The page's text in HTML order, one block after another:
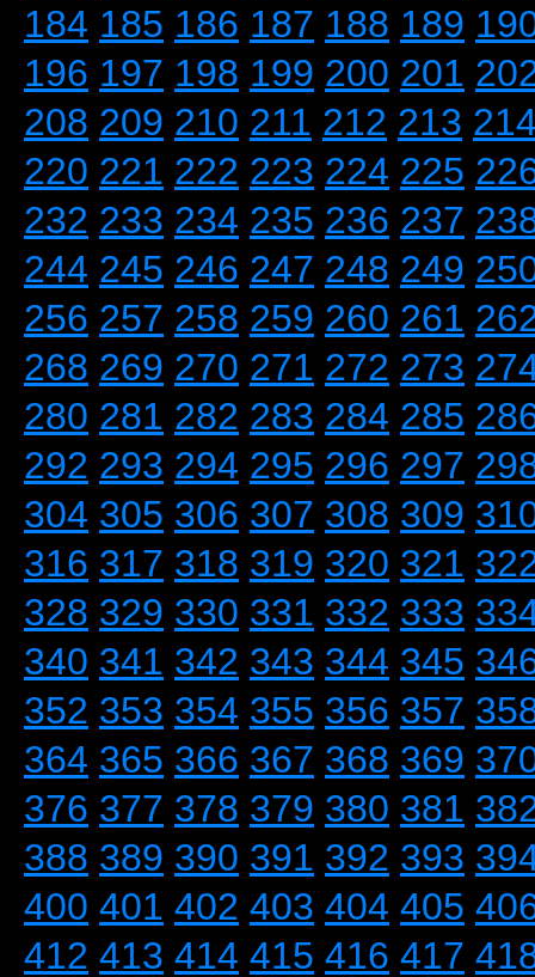
184 185 186 187 188 189
196 197 198 199 200 201
208 209 210 211 212 213
220 221 222 223 224 225
232 233 234 235 236 237
244 245 246 247 248 249
256 257 258 259 260 261
268 269 270 271 272 273
280 281 282 283 284 285
292 293 294 295 296 297
304 305 306 307 308 309
316 317 318 319 320 321
328 329 330 331 332 333
340 341 342 343 344 345
352 353 354 355 356 357
364 365 366 367 368 369
376 377 378 379 380 381
388 389 390 391 392 393
400 401 402 403 404 405
412 413 414 415 416 417